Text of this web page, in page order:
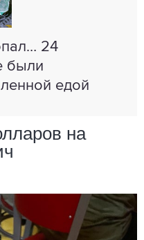
24
были
едой
на